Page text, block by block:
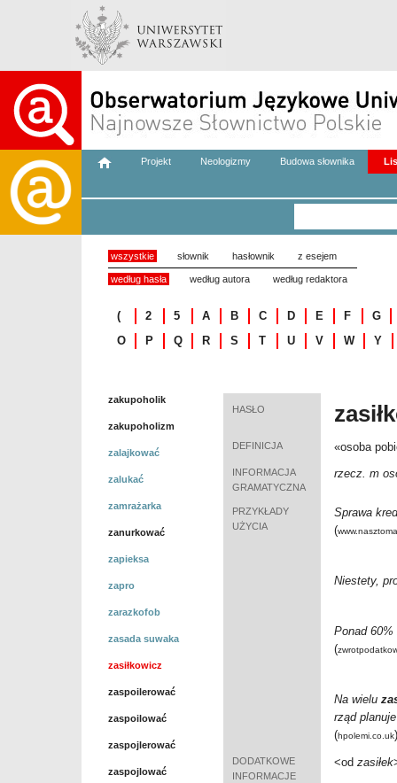
Projekt Neologizmy Budowa słownika
wszystkie słownik hasłownik z esejem
według hasła według autora według redaktora
( 2 5 A B C D E F
G
O
P Q R S T U V W Y
zakupoholik
zakupoholizm
zalajkować
zalukać
zamrażarka
zanurkować
zapieksa
zapro
zarazkofob
zasada suwaka
zasiłkowicz
zaspoilerować
zaspoilować
zaspojlerować
zaspojlować
HASŁO
DEFINICJA «osoba
INFORMACJA
GRAMATYCZNA
rzecz. m
PRZYKŁADY
UŻYCIA
Sprawa
(
Niestety,
Ponad 60%
(
Na wielu
rząd
(hpolemi.co.uk
DODATKOWE
INFORMACJE
<od zasiłek